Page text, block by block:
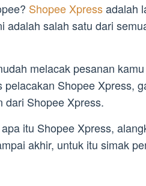
Shopee Xpressadalah
adalah salah satu dari
melacak pesanan
pelacakan Shopee Xpress,
dari Shopee Xpress.
itu Shopee Xpress,
akhir, untuk itu simak